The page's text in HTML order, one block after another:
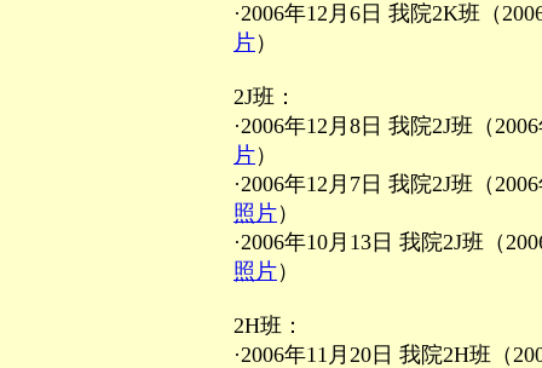
·2006年12月6日 我院2K班（
片）
2J班：
·2006年12月8日 我院2J班（
片）
·2006年12月7日 我院2J班（
照片）
·2006年10月13日 我院2J班（
照片）
2H班：
·2006年11月20日 我院2H班（